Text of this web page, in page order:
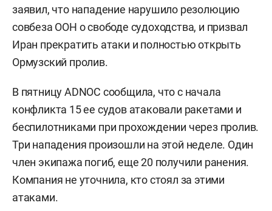
заявил, что нападение нарушило резолюцию
совбеза ООН о свободе судоходства, и призвал
Иран прекратить атаки и полностью открыть
Ормузский пролив.
В пятницу ADNOC сообщила, что с начала
конфликта 15 ее судов атаковали ракетами и
беспилотниками при прохождении через пролив.
Три нападения произошли на этой неделе. Один
член экипажа погиб, еще 20 получили ранения.
Компания не уточнила, кто стоял за этими
атаками.